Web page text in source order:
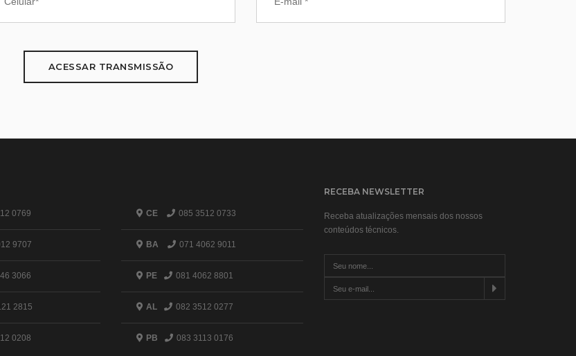
ACESSAR TRANSMISSÃO
0769
9707
3066
2815
0208
CE 085 3512 0733
BA 071 4062 9011
PE 081 4062 8801
AL 082 3512 0277
PB 083 3113 0176
RECEBA NEWSLETTER
Receba atualizações mensais dos nossos
conteúdos técnicos.